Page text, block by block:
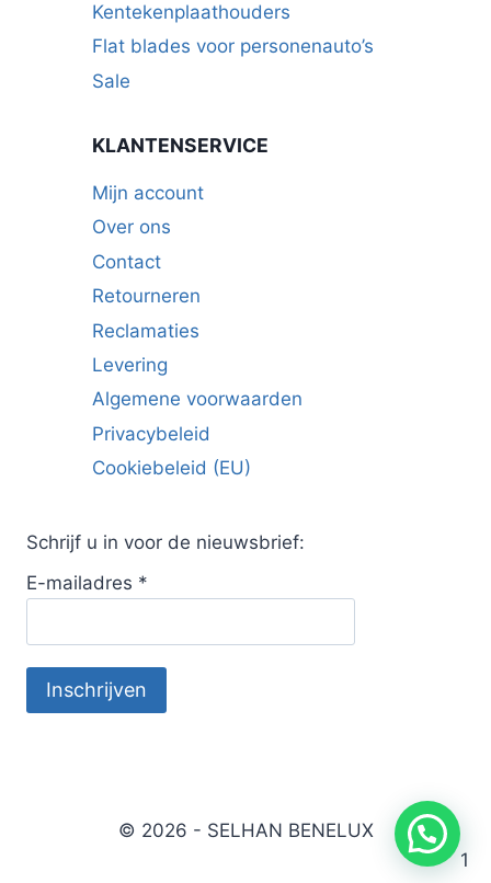
Kentekenplaathouders
Flat blades voor personenauto’s
Sale
KLANTENSERVICE
Mijn account
Over ons
Contact
Retourneren
Reclamaties
Levering
Algemene voorwaarden
Privacybeleid
Cookiebeleid (EU)
Schrijf u in voor de nieuwsbrief:
E-mailadres *
© 2026 - SELHAN BENELUX
1